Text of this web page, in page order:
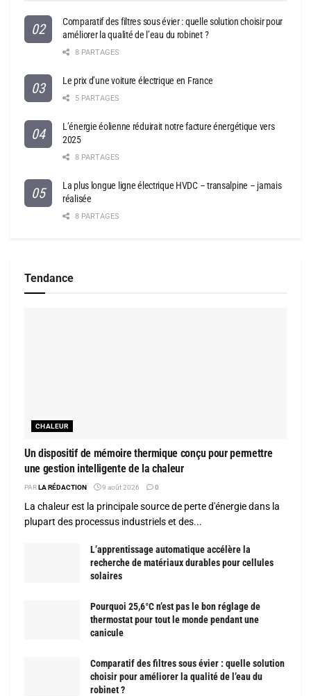
Comparatif des filtres sous évier : quelle solution choisir pour
améliorer la qualité de l’eau du robinet ?
8 PARTAGES
Le prix d’une voiture électrique en France
5 PARTAGES
L’énergie éolienne réduirait notre facture énergétique vers
2025
8 PARTAGES
La plus longue ligne électrique HVDC – transalpine – jamais
réalisée
8 PARTAGES
Tendance
CHALEUR
Un dispositif de mémoire thermique conçu pour permettre
une gestion intelligente de la chaleur
PARLA RÉDACTION 9 août 2026 0
La chaleur est la principale source de perte d'énergie dans la
plupart des processus industriels et des...
L’apprentissage automatique accélère la
recherche de matériaux durables pour cellules
solaires
Pourquoi 25,6°C n’est pas le bon réglage de
thermostat pour tout le monde pendant une
canicule
Comparatif des filtres sous évier : quelle solution
choisir pour améliorer la qualité de l’eau du
robinet ?